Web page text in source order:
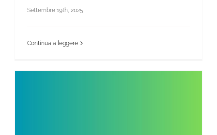
Settembre 19th, 2025
Continua a leggere